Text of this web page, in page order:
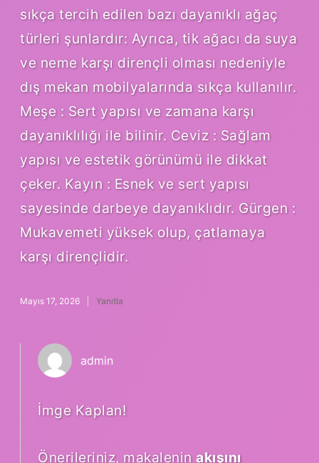
sıkça tercih edilen bazı dayanıklı ağaç
türleri şunlardır: Ayrıca, tik ağacı da suya
ve neme karşı dirençli olması nedeniyle
dış mekan mobilyalarında sıkça kullanılır.
Meşe : Sert yapısı ve zamana karşı
dayanıklılığı ile bilinir. Ceviz : Sağlam
yapısı ve estetik görünümü ile dikkat
çeker. Kayın : Esnek ve sert yapısı
sayesinde darbeye dayanıklıdır. Gürgen :
Mukavemeti yüksek olup, çatlamaya
karşı dirençlidir.
Mayıs 17, 2026 Yanıtla
admin
İmge Kaplan!
Önerileriniz, makalenin akışını